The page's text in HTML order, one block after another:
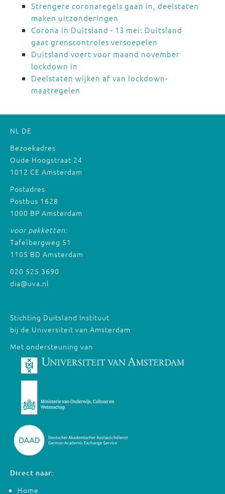
Strengere coronaregels gaan in, deelstaten
maken uitzonderingen
Corona in Duitsland - 13 mei: Duitsland
gaat grenscontroles versoepelen
Duitsland voert voor maand november
lockdown in
Deelstaten wijken af van lockdown-
maatregelen
NL DE
Bezoekadres
Oude Hoogstraat 24
1012 CE Amsterdam
Postadres
Postbus 1628
1000 BP Amsterdam
voor pakketten:
Tafelbergweg 51
1105 BD Amsterdam
020 525 3690
dia@uva.nl
Stichting Duitsland Instituut
bij de Universiteit van Amsterdam
Met ondersteuning van
Direct naar:
Home